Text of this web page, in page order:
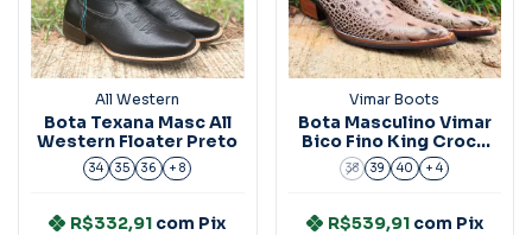
All Western
Bota Texana Masc All
Western Floater Preto
34 35 36 + 8
R$332,91 com Pix
Vimar Boots
Bota Masculino Vimar
Bico Fino King Croco
Ref.82038
38 39 40 + 4
R$539,91 com Pix